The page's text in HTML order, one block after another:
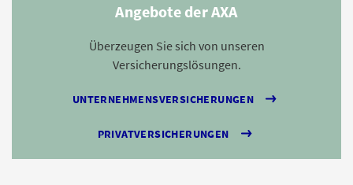
Angebote der AXA
Überzeugen Sie sich von unseren
Versicherungslösungen.
UNTERNEHMENSVERSICHERUNGEN
PRIVATVERSICHERUNGEN